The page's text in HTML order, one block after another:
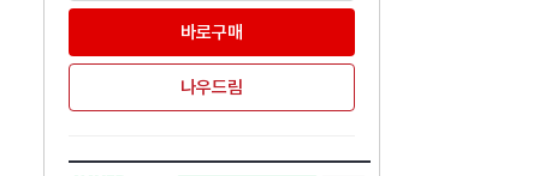
바로구매
나우드림